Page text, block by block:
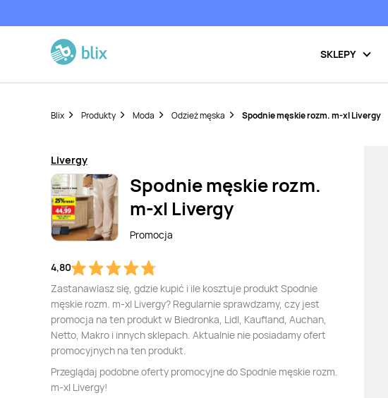
SKLEPY
Blix Produkty Moda Odzież męska Spodnie męskie rozm. m-xl Livergy
Livergy
Spodnie męskie rozm.
m-xl Livergy
Promocja
4,80
Zastanawiasz się, gdzie kupić i ile kosztuje produkt Spodnie
męskie rozm. m-xl Livergy? Regularnie sprawdzamy, czy jest
promocja na ten produkt w Biedronka, Lidl, Kaufland, Auchan,
Netto, Makro i innych sklepach. Aktualnie nie posiadamy ofert
promocyjnych na ten produkt.
Przeglądaj podobne oferty promocyjne do Spodnie męskie rozm.
m-xl Livergy!